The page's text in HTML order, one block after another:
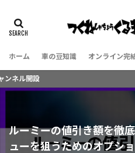
ホーム 車の豆知識 オンライン完
ルーミーの値引き額を徹
ューを狙うためのオプシ